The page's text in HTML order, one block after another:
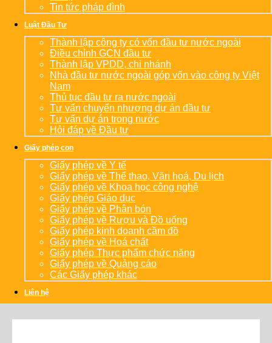
Tin tức pháp đình
Luật Đầu Tư
Thành lập công ty có vốn đầu tư nước ngoài
Điều chỉnh GCN đầu tư
Thành lập VPDD, chi nhánh
Nhà đầu tư nước ngoài góp vốn vào công ty Việt
Nam
Thủ tục đầu tư ra nước ngoài
Tư vấn chuyển nhượng dự án đầu tư
Tư vấn dự án trong nước
Hỏi đáp về Đầu tư
Giấy phép con
Giấy phép về Y tế
Giấy phép về Thể thao, Văn hoá, Du lịch
Giấy phép về Khoa học công nghệ
Giấy phép Giáo dục
Giấy phép về Phân bón
Giấy phép về Rượu và Đồ uống
Giấy phép kinh doanh cầm đồ
Giấy phép về Hoá chất
Giấy phép Thực phẩm chức năng
Giấy phép về Quảng cáo
Các Giấy phép khác
Liên hệ